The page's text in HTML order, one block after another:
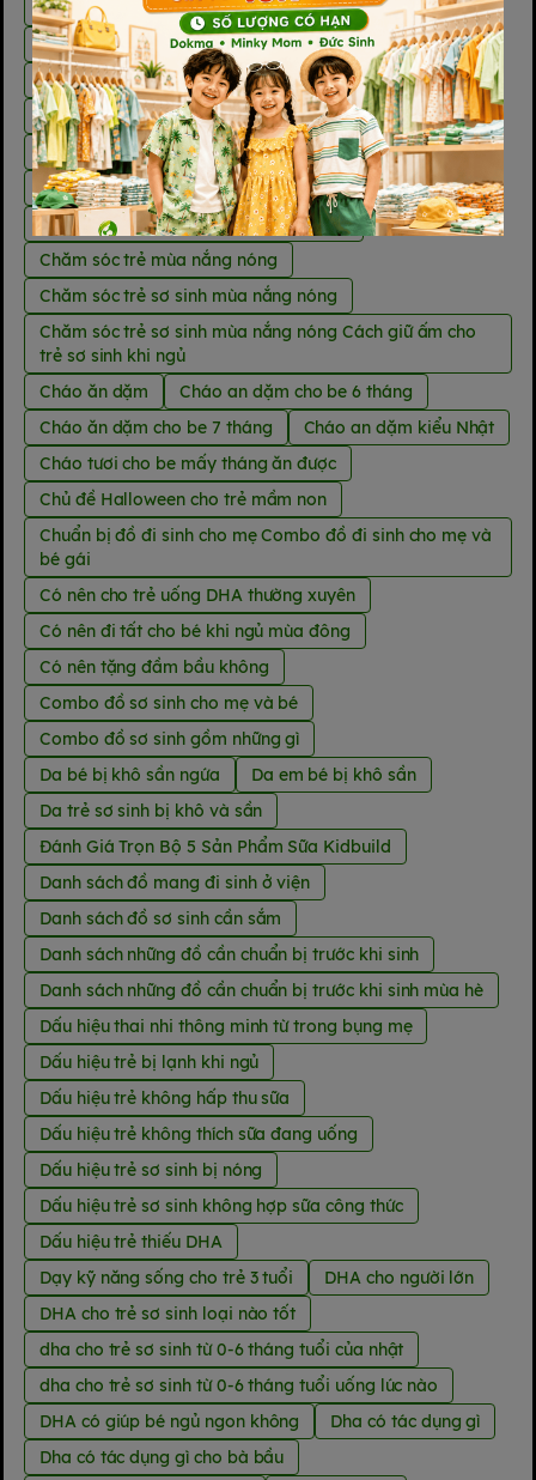
Cách trị khô da ở trẻ em
Cách vệ sinh bình sữa bằng nước sôi
Cách vệ sinh bình sữa mới mua
Cách vệ sinh bình sữa Moyuum mới mua
Cách vệ sinh bình sữa pigeon mới mua
Cách vệ sinh bình sữa sau mỗi lần bú
canxi và vitamin tổng hợp cho mẹ bầu
Chăm sóc trẻ mùa nắng nóng
Chăm sóc trẻ sơ sinh mùa nắng nóng
Chăm sóc trẻ sơ sinh mùa nắng nóng Cách giữ ấm cho
trẻ sơ sinh khi ngủ
Cháo ăn dặm
Cháo an dặm cho be 6 tháng
Cháo ăn dặm cho be 7 tháng
Cháo an dặm kiểu Nhật
Cháo tươi cho be mấy tháng ăn được
Chủ đề Halloween cho trẻ mầm non
Chuẩn bị đồ đi sinh cho mẹ Combo đồ đi sinh cho mẹ và
bé gái
Có nên cho trẻ uống DHA thường xuyên
Có nên đi tất cho bé khi ngủ mùa đông
Có nên tặng đầm bầu không
Combo đồ sơ sinh cho mẹ và bé
Combo đồ sơ sinh gồm những gì
Da bé bị khô sần ngứa
Da em bé bị khô sần
Da trẻ sơ sinh bị khô và sần
Đánh Giá Trọn Bộ 5 Sản Phẩm Sữa Kidbuild
Danh sách đồ mang đi sinh ở viện
Danh sách đồ sơ sinh cần sắm
Danh sách những đồ cần chuẩn bị trước khi sinh
Danh sách những đồ cần chuẩn bị trước khi sinh mùa hè
Dấu hiệu thai nhi thông minh từ trong bụng mẹ
Dấu hiệu trẻ bị lạnh khi ngủ
Dấu hiệu trẻ không hấp thu sữa
Dấu hiệu trẻ không thích sữa đang uống
Dấu hiệu trẻ sơ sinh bị nóng
Dấu hiệu trẻ sơ sinh không hợp sữa công thức
Dấu hiệu trẻ thiếu DHA
Dạy kỹ năng sống cho trẻ 3 tuổi
DHA cho người lớn
DHA cho trẻ sơ sinh loại nào tốt
dha cho trẻ sơ sinh từ 0-6 tháng tuổi của nhật
dha cho trẻ sơ sinh từ 0-6 tháng tuổi uống lúc nào
DHA có giúp bé ngủ ngon không
Dha có tác dụng gì
Dha có tác dụng gì cho bà bầu